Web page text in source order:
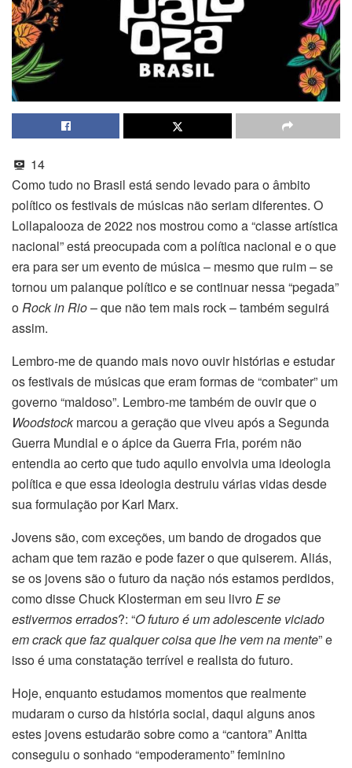
14
Como tudo no Brasil está sendo levado para o âmbito
político os festivais de músicas não seriam diferentes. O
Lollapalooza de 2022 nos mostrou como a “classe artística
nacional” está preocupada com a política nacional e o que
era para ser um evento de música – mesmo que ruim – se
tornou um palanque político e se continuar nessa “pegada”
oRock in Rio– que não tem mais rock – também seguirá
assim.
Lembro-me de quando mais novo ouvir histórias e estudar
os festivais de músicas que eram formas de “combater” um
governo “maldoso”. Lembro-me também de ouvir que o
Woodstockmarcou a geração que viveu após a Segunda
Guerra Mundial e o ápice da Guerra Fria, porém não
entendia ao certo que tudo aquilo envolvia uma ideologia
política e que essa ideologia destruiu várias vidas desde
sua formulação por Karl Marx.
Jovens são, com exceções, um bando de drogados que
acham que tem razão e pode fazer o que quiserem. Aliás,
se os jovens são o futuro da nação nós estamos perdidos,
como disse Chuck Klosterman em seu livroE se
estivermos errados?: “O futuro é um adolescente viciado
em crack que faz qualquer coisa que lhe vem na mente” e
isso é uma constatação terrível e realista do futuro.
Hoje, enquanto estudamos momentos que realmente
mudaram o curso da história social, daqui alguns anos
estes jovens estudarão sobre como a “cantora” Anitta
conseguiu o sonhado “empoderamento” feminino